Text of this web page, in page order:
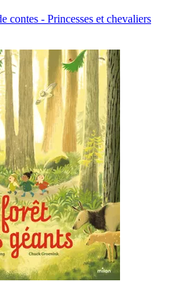
contes - Princesses et chevaliers